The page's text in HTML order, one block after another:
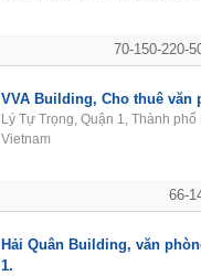
70-150-220-
66-
VVA Building, Cho thuê văn
Lý Tự Trọng, Quận 1, Thành
Vietnam
Hải Quân Building, văn
1.